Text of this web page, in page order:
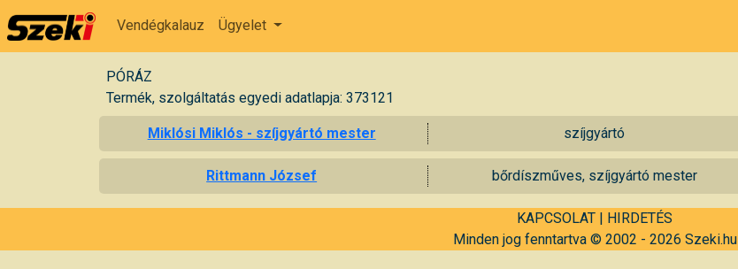
Vendégkalauz Ügyelet
PÓRÁZ
Termék, szolgáltatás egyedi adatlapja: 373121
Miklósi Miklós - szíjgyártó mester szíjgyártó
Rittmann József bőrdíszműves, szíjgyártó mester
KAPCSOLAT | HIRDETÉS
Minden jog fenntartva © 2002 - 2026 Szeki.hu